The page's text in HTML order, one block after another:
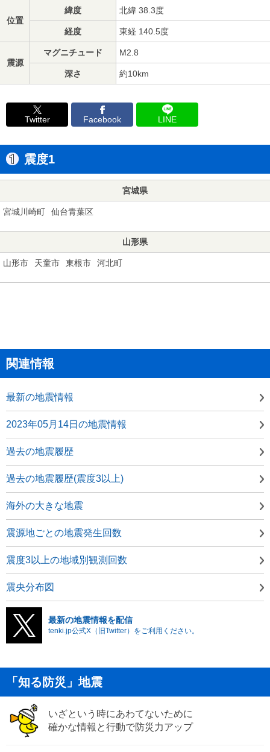
位置
緯度 北緯 38.3度
経度 東経 140.5度
震源
マグニチュード M2.8
深さ 約10km
Twitter Facebook LINE
震度1
宮城県
宮城川崎町 仙台青葉区
山形県
山形市 天童市 東根市 河北町
関連情報
最新の地震情報
2023年05月14日の地震情報
過去の地震履歴
過去の地震履歴(震度3以上)
海外の大きな地震
震源地ごとの地震発生回数
震度3以上の地域別観測回数
震央分布図
最新の地震情報を配信
tenki.jp公式X（旧Twitter）をご利用ください。
「知る防災」地震
いざという時にあわてないために
確かな情報と行動で防災力アップ